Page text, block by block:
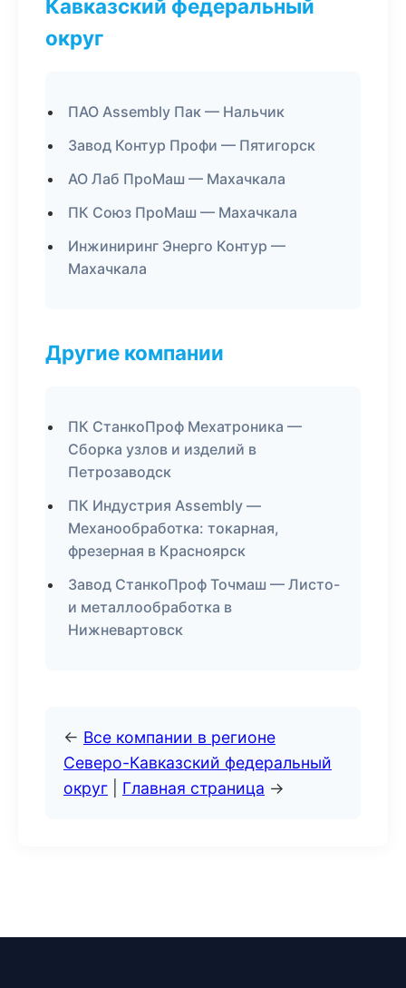
Кавказский федеральный
округ
ПАО Assembly Пак — Нальчик
Завод Контур Профи — Пятигорск
АО Лаб ПроМаш — Махачкала
ПК Союз ПроМаш — Махачкала
Инжиниринг Энерго Контур —
Махачкала
Другие компании
ПК СтанкоПроф Мехатроника —
Сборка узлов и изделий в
Петрозаводск
ПК Индустрия Assembly —
Механообработка: токарная,
фрезерная в Красноярск
Завод СтанкоПроф Точмаш — Листо-
и металлообработка в
Нижневартовск
← Все компании в регионе
Северо-Кавказский федеральный
округ
Главная страница →